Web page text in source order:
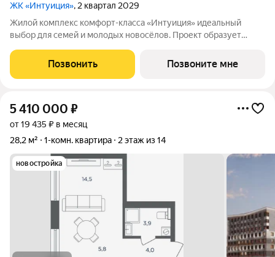
ЖК «Интуиция», 2 квартал 2029
Жилой комплекс комфорт-класса «Интуиция» идеальный
выбор для семей и молодых новосёлов. Проект образует
-Космонавта Беляева - Одоевского. Новый жилой комплекс
гармонично вписан в сложившуюся
Позвонить Позвоните мне
5 410 000 ₽
от 19 435 ₽ в месяц
28,2 м²
1-комн. квартира 2 этаж из 14
новостройка